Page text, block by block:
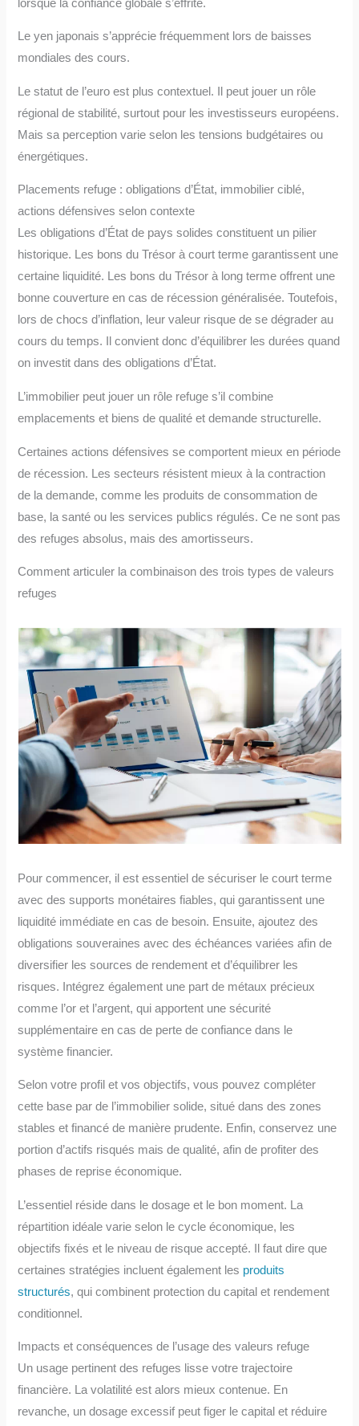
lorsque la confiance globale s’effrite.
Le yen japonais s’apprécie fréquemment lors de baisses
mondiales des cours.
Le statut de l’euro est plus contextuel. Il peut jouer un rôle
régional de stabilité, surtout pour les investisseurs européens.
Mais sa perception varie selon les tensions budgétaires ou
énergétiques.
Placements refuge : obligations d’État, immobilier ciblé,
actions défensives selon contexte
Les obligations d’État de pays solides constituent un pilier
historique. Les bons du Trésor à court terme garantissent une
certaine liquidité. Les bons du Trésor à long terme offrent une
bonne couverture en cas de récession généralisée. Toutefois,
lors de chocs d’inflation, leur valeur risque de se dégrader au
cours du temps. Il convient donc d’équilibrer les durées quand
on investit dans des obligations d’État.
L’immobilier peut jouer un rôle refuge s’il combine
emplacements et biens de qualité et demande structurelle.
Certaines actions défensives se comportent mieux en période
de récession. Les secteurs résistent mieux à la contraction
de la demande, comme les produits de consommation de
base, la santé ou les services publics régulés. Ce ne sont pas
des refuges absolus, mais des amortisseurs.
Comment articuler la combinaison des trois types de valeurs
refuges
Pour commencer, il est essentiel de sécuriser le court terme
avec des supports monétaires fiables, qui garantissent une
liquidité immédiate en cas de besoin. Ensuite, ajoutez des
obligations souveraines avec des échéances variées afin de
diversifier les sources de rendement et d’équilibrer les
risques. Intégrez également une part de métaux précieux
comme l’or et l’argent, qui apportent une sécurité
supplémentaire en cas de perte de confiance dans le
système financier.
Selon votre profil et vos objectifs, vous pouvez compléter
cette base par de l’immobilier solide, situé dans des zones
stables et financé de manière prudente. Enfin, conservez une
portion d’actifs risqués mais de qualité, afin de profiter des
phases de reprise économique.
L’essentiel réside dans le dosage et le bon moment. La
répartition idéale varie selon le cycle économique, les
objectifs fixés et le niveau de risque accepté. Il faut dire que
certaines stratégies incluent également les produits
structurés, qui combinent protection du capital et rendement
conditionnel.
Impacts et conséquences de l’usage des valeurs refuge
Un usage pertinent des refuges lisse votre trajectoire
financière. La volatilité est alors mieux contenue. En
revanche, un dosage excessif peut figer le capital et réduire